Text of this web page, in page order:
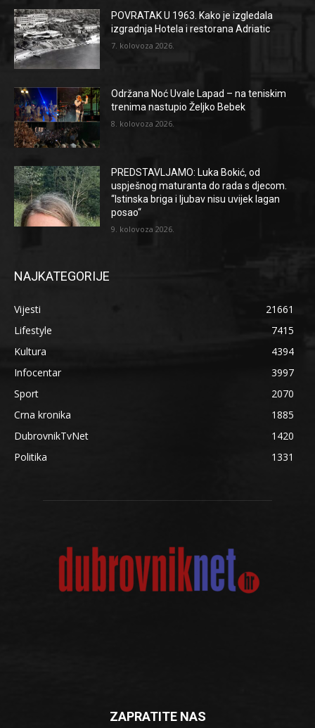
POVRATAK U 1963. Kako je izgledala
izgradnja Hotela i restorana Adriatic
7. kolovoza 2026.
Održana Noć Uvale Lapad – na teniskim
trenima nastupio Željko Bebek
8. kolovoza 2026.
PREDSTAVLJAMO: Luka Bokić, od
uspješnog maturanta do rada s djecom.
“Istinska briga i ljubav nisu uvijek lagan
posao“
9. kolovoza 2026.
NAJKATEGORIJE
Vijesti
21661
Lifestyle
7415
Kultura
4394
Infocentar
3997
Sport
2070
Crna kronika
1885
DubrovnikTvNet
1420
Politika
1331
ZAPRATITE NAS